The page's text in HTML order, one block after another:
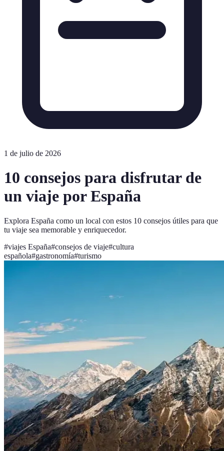
1 de julio de 2026
10 consejos para disfrutar de
un viaje por España
Explora España como un local con estos 10 consejos útiles para que
tu viaje sea memorable y enriquecedor.
#viajes España#consejos de viaje#cultura
española#gastronomía#turismo